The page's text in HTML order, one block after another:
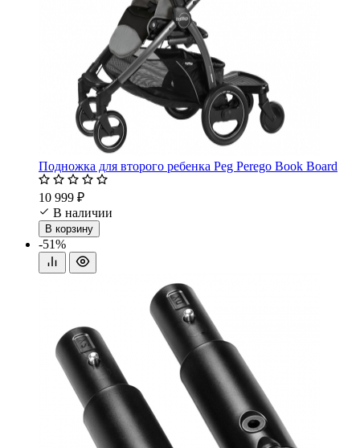
Подножка для второго ребенка Peg Perego Book Board
10 999 ₽
В наличии
В корзину
-51%